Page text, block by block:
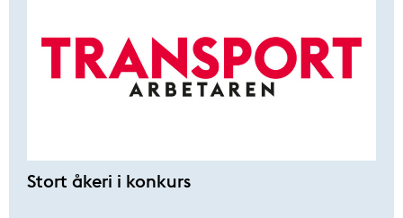
Stort åkeri i konkurs